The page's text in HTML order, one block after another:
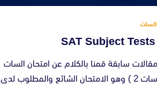
سابقة قمنا بالكلام عن امتحان السات
1 ( يختلف عن امتحان السات 2 ) وهو الامتحان الشائع والمطلوب لدى